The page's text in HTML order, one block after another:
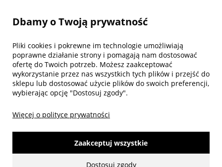
Twoje konto
Biuro obsługi klienta
Dbamy o Twoją prywatność
Pliki cookies i pokrewne im technologie umożliwiają
poprawne działanie strony i pomagają nam dostosować
ofertę do Twoich potrzeb. Możesz zaakceptować
wykorzystanie przez nas wszystkich tych plików i przejść do
sklepu lub dostosować użycie plików do swoich preferencji,
wybierając opcję "Dostosuj zgody".
Więcej o polityce prywatności
Dostosuj zgody
Zaakceptuj wszystkie